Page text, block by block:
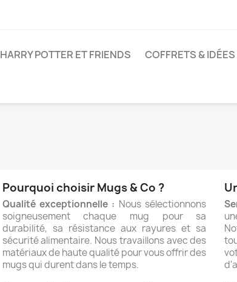
HARRY POTTER ET FRIENDS COFFRETS &
Pourquoi choisir Mugs & Co ?
Qualité exceptionnelle : Nous sélectionnons
soigneusement chaque mug pour sa
durabilité, sa résistance aux rayures et sa
sécurité alimentaire. Nous travaillons avec des
matériaux de haute qualité pour vous offrir des
mugs qui durent dans le temps.